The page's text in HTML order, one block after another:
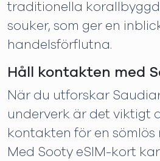
traditionella
souker, som ger en
handelsförflutna.
Håll kontakten med
När du utforskar
underverk är det viktigt
kontakten för en sömlös
Med Sooty eSIM-kort